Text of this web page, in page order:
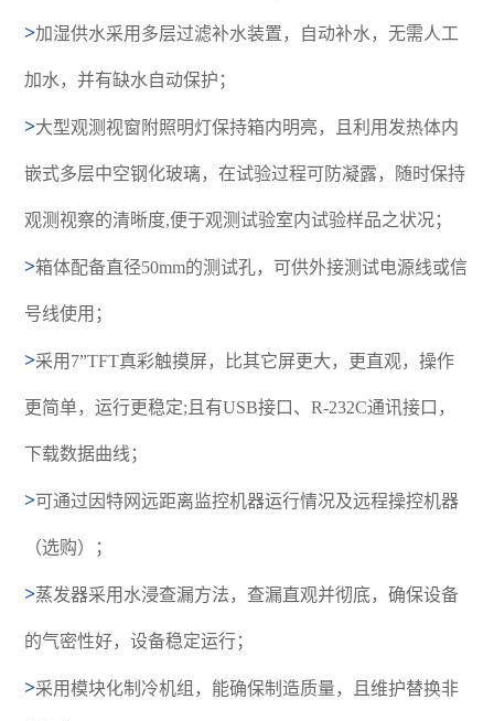
>加湿供水采用多层过滤补水装置，自动补水，无需人工
加水，并有缺水自动保护；
>大型观测视窗附照明灯保持箱内明亮，且利用发热体内
嵌式多层中空钢化玻璃，在试验过程可防凝露，随时保持
观测视察的清晰度,便于观测试验室内试验样品之状况；
>箱体配备直径50mm的测试孔，可供外接测试电源线或信
号线使用；
>采用7”TFT真彩触摸屏，比其它屏更大，更直观，操作
更简单，运行更稳定;且有USB接口、R-232C通讯接口，
下载数据曲线；
>可通过因特网远距离监控机器运行情况及远程操控机器
（选购）；
>蒸发器采用水浸查漏方法，查漏直观并彻底，确保设备
的气密性好，设备稳定运行；
>采用模块化制冷机组，能确保制造质量，且维护替换非